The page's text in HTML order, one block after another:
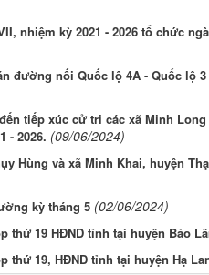
nhiệm kỳ 2021 - 2026 tổ chức
đường nối Quốc lộ 4A - Quốc lộ
tiếp xúc cử tri các xã Minh
- 2026. (09/06/2024)
Hùng và xã Minh Khai, huyện
kỳ tháng 5 (02/06/2024)
19 HĐND tỉnh tại huyện Bảo
19, HĐND tỉnh tại huyện Hạ